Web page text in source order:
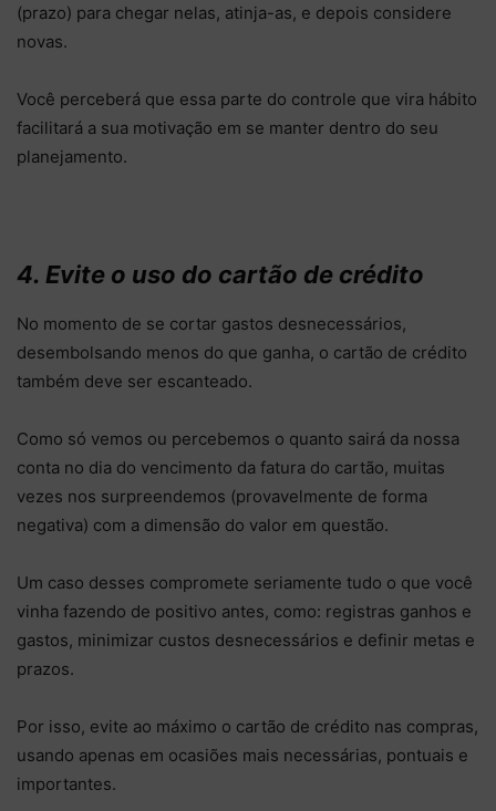
(prazo) para chegar nelas, atinja-as, e depois considere
novas.
Você perceberá que essa parte do controle que vira hábito
facilitará a sua motivação em se manter dentro do seu
planejamento.
4. Evite o uso do cartão de crédito
No momento de se cortar gastos desnecessários,
desembolsando menos do que ganha, o cartão de crédito
também deve ser escanteado.
Como só vemos ou percebemos o quanto sairá da nossa
conta no dia do vencimento da fatura do cartão, muitas
vezes nos surpreendemos (provavelmente de forma
negativa) com a dimensão do valor em questão.
Um caso desses compromete seriamente tudo o que você
vinha fazendo de positivo antes, como: registras ganhos e
gastos, minimizar custos desnecessários e definir metas e
prazos.
Por isso, evite ao máximo o cartão de crédito nas compras,
usando apenas em ocasiões mais necessárias, pontuais e
importantes.